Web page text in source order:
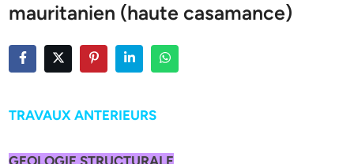
mauritanien (haute casamance)
TRAVAUX ANTERIEURS
GEOLOGIE STRUCTURALE